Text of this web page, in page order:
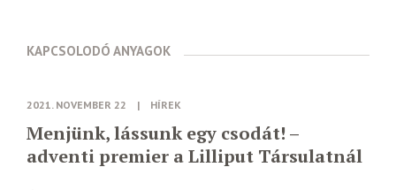
KAPCSOLODÓ ANYAGOK
2021. NOVEMBER 22 | HÍREK
Menjünk, lássunk egy csodát! –
adventi premier a Lilliput Társulatnál